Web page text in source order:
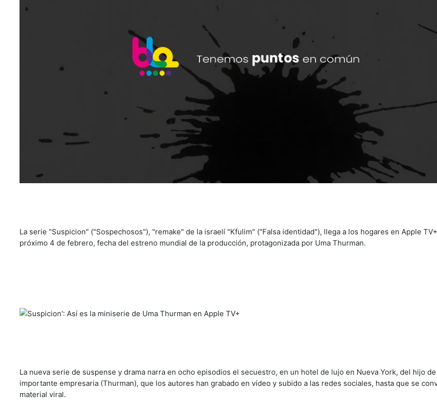
La serie "Suspicion" ("Sospechosos"), "remake" de la israelí "Kfulim" ("Falsa identidad"), llega a los hogares en Apple
próximo 4 de febrero, fecha del estreno mundial de la producción, protagonizada por Uma Thurman.
La nueva serie de suspense y drama narra en ocho episodios el secuestro, en un hotel de lujo en Nueva York, del hijo
importante empresaria (Thurman), que los autores han grabado en vídeo y subido a las redes sociales, hasta que se
material viral.